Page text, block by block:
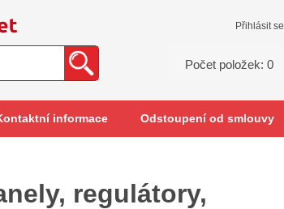
Přihlásit se
Počet položek: 0
informace Odstoupení od smlouvy
regulátory,